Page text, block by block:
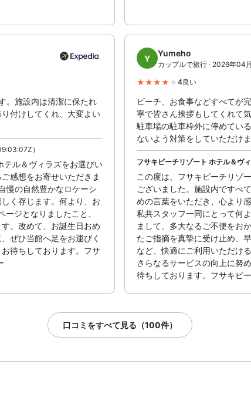
。施設内は清潔に保たれ
付けしてくれ、大変よい
）
テル＆ヴィラズをお選びい
感想をお寄せいただきま
慢の自然豊かなロケーシ
く存じます。何より、お
ジとなりましたこと、
。改めて、お誕生日おめ
ぜひ当館へ足をお運びく
待ちしております。フサ
Y
Yumeho
カップルで旅行 · 2026年04
4良い
ビーチ、お食事などすべてが
寧で皆さん挨拶もしてくれて
駐車場の駐車枠外に停めてい
ないよう対策をしていただけ
フサキビーチリゾート ホテル＆ヴ
この度は、フサキビーチリゾ
ございました。施設内ですべ
めの言葉をいただき、心より
私共スタッフ一同にとって何
まして、多大なるご不便をお
たご指摘を真摯に受け止め、
など、快適にご利用いただけ
さらなるサービスの向上に努
待ちしております。フサキビ
口コミをすべて見る（100件）